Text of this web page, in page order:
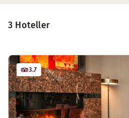
3 Hoteller
3.7